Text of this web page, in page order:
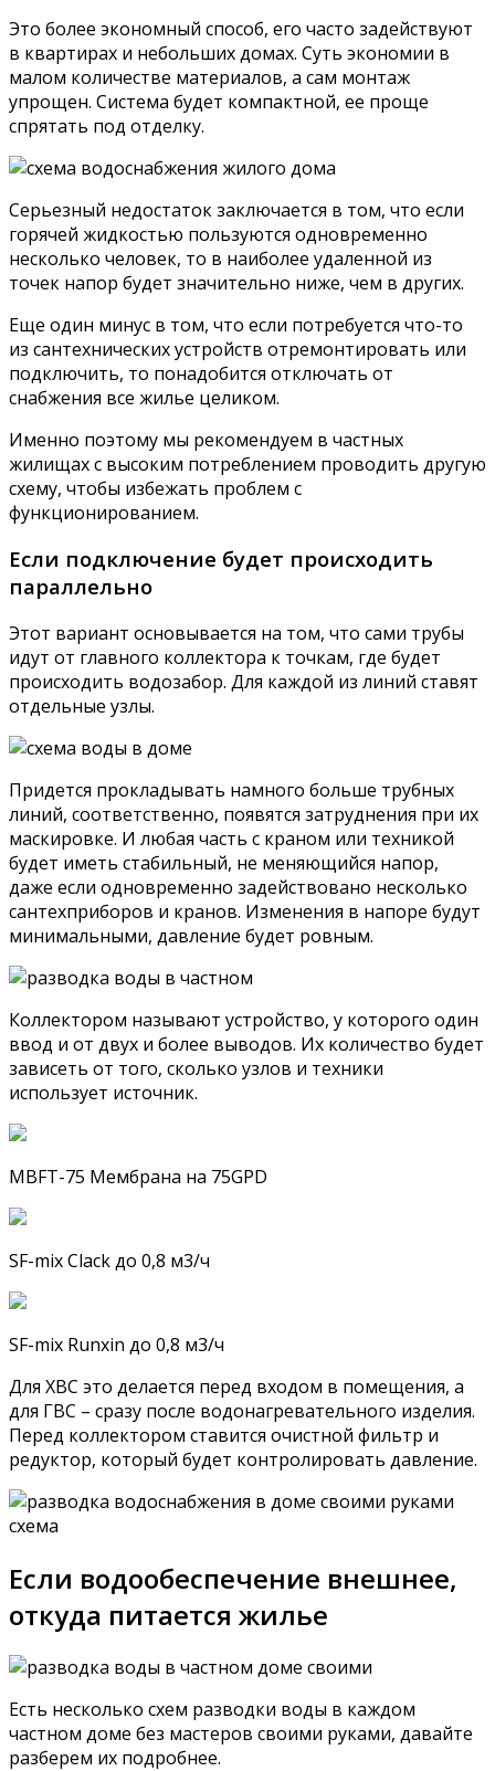
Это более экономный способ, его часто задействуют
в квартирах и небольших домах. Суть экономии в
малом количестве материалов, а сам монтаж
упрощен. Система будет компактной, ее проще
спрятать под отделку.
Серьезный недостаток заключается в том, что если
горячей жидкостью пользуются одновременно
несколько человек, то в наиболее удаленной из
точек напор будет значительно ниже, чем в других.
Еще один минус в том, что если потребуется что-то
из сантехнических устройств отремонтировать или
подключить, то понадобится отключать от
снабжения все жилье целиком.
Именно поэтому мы рекомендуем в частных
жилищах с высоким потреблением проводить другую
схему, чтобы избежать проблем с
функционированием.
Если подключение будет происходить
параллельно
Этот вариант основывается на том, что сами трубы
идут от главного коллектора к точкам, где будет
происходить водозабор. Для каждой из линий ставят
отдельные узлы.
Придется прокладывать намного больше трубных
линий, соответственно, появятся затруднения при их
маскировке. И любая часть с краном или техникой
будет иметь стабильный, не меняющийся напор,
даже если одновременно задействовано несколько
сантехприборов и кранов. Изменения в напоре будут
минимальными, давление будет ровным.
Коллектором называют устройство, у которого один
ввод и от двух и более выводов. Их количество будет
зависеть от того, сколько узлов и техники
использует источник.
MBFT-75 Мембрана на 75GPD
SF-mix Clack до 0,8 м3/ч
SF-mix Runxin до 0,8 м3/ч
Для ХВС это делается перед входом в помещения, а
для ГВС – сразу после водонагревательного изделия.
Перед коллектором ставится очистной фильтр и
редуктор, который будет контролировать давление.
Если водообеспечение внешнее,
откуда питается жилье
Есть несколько схем разводки воды в каждом
частном доме без мастеров своими руками, давайте
разберем их подробнее.